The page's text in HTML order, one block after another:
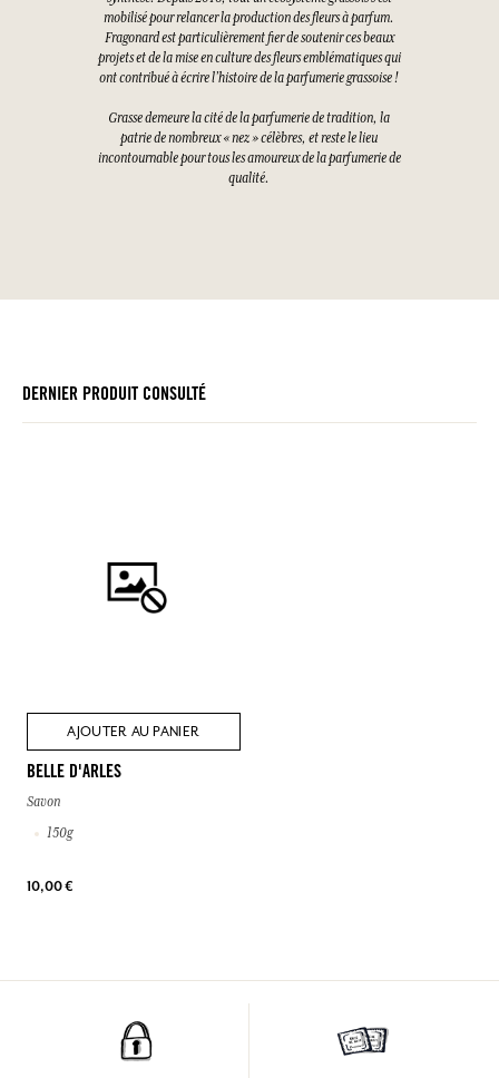
mobilisé pour relancer la production des fleurs à parfum.
Fragonard est particulièrement fier de soutenir ces beaux
projets et de la mise en culture des fleurs emblématiques qui
ont contribué à écrire l’histoire de la parfumerie grassoise !
Grasse demeure la cité de la parfumerie de tradition, la
patrie de nombreux « nez » célèbres, et reste le lieu
incontournable pour tous les amoureux de la parfumerie de
qualité.
DERNIER PRODUIT CONSULTÉ
AJOUTER AU PANIER
BELLE D'ARLES
Savon
150g
10,00 €